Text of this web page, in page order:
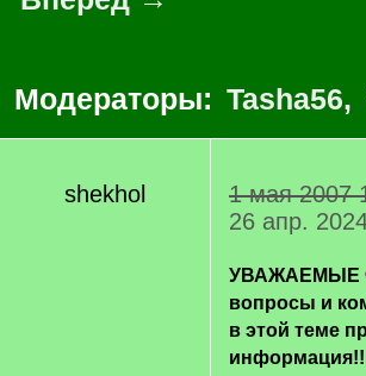
Модераторы: Tasha56,
shekhol
1 мая 2007
26 апр.
УВАЖАЕМЫЕ
вопросы и
в этой теме